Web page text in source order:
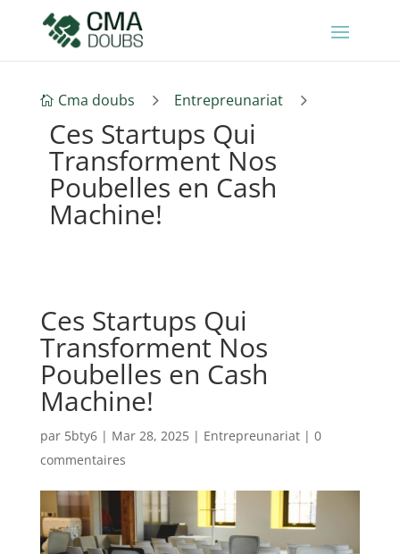
 Cma doubs 5 Entrepreunariat 5
Ces Startups Qui
Transforment Nos
Poubelles en Cash
Machine!
Ces Startups Qui
Transforment Nos
Poubelles en Cash
Machine!
par 5bty6| Mar 28, 2025| Entrepreunariat| 0
commentaires